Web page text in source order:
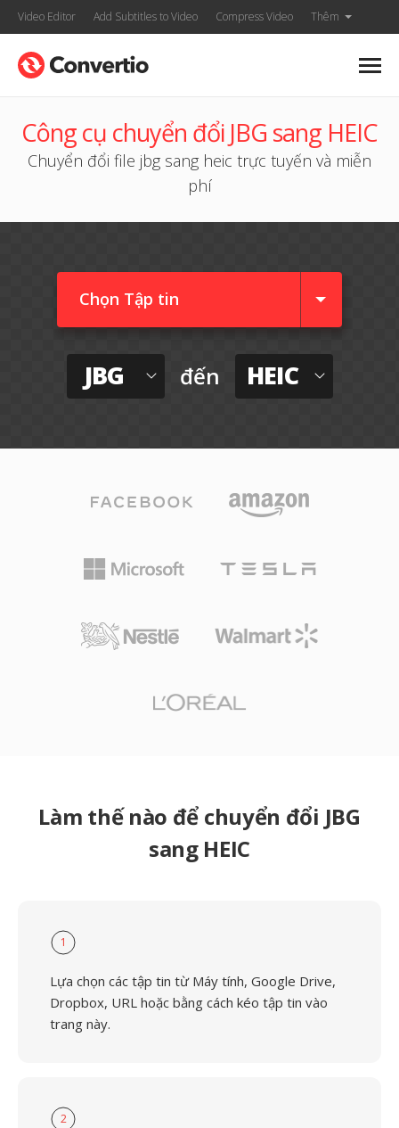
Video Editor Add Subtitles to Video Compress Video Thêm
Công cụ chuyển đổi JBG sang HEIC
Chuyển đổi file jbg sang heic trực tuyến và miễn
phí
Chọn Tập tin
JBG đến HEIC
Làm thế nào để chuyển đổi JBG
sang HEIC
1
Lựa chọn các tập tin từ Máy tính, Google Drive,
Dropbox, URL hoặc bằng cách kéo tập tin vào
trang này.
2